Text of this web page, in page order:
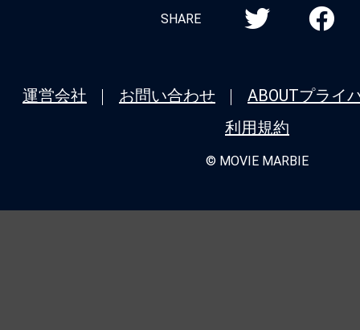
SHARE
運営会社 お問い合わせ ABOUTプライ
利用規約
© MOVIE MARBIE